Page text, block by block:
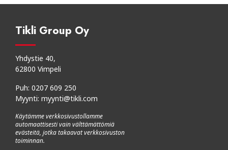
Tikli Group Oy
Yhdystie 40,
62800 Vimpeli
Puh: 0207 609 250
Myynti: myynti@tikli.com
Käytämme verkkosivustollamme
automaattisesti vain välttämättömiä
evästeitä, jotka takaavat verkkosivuston
toiminnan.